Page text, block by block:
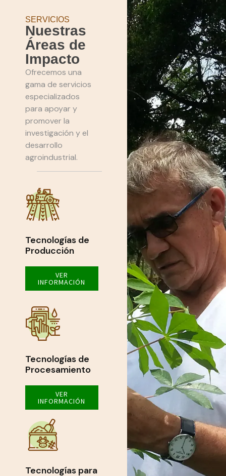
SERVICIOS
Nuestras
Áreas de
Impacto
Ofrecemos una
gama de servicios
especializados
para apoyar y
promover la
investigación y el
desarrollo
agroindustrial.
Tecnologías de
Producción
VER
INFORMACIÓN
Tecnologías de
Procesamiento
VER
INFORMACIÓN
Tecnologías para